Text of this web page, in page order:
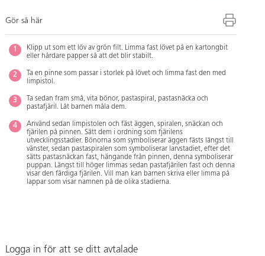
Gör så här
Klipp ut som ett löv av grön filt. Limma fast lövet på en kartongbit
eller hårdare papper så att det blir stabilt.
Ta en pinne som passar i storlek på lövet och limma fast den med
limpistol.
Ta sedan fram små, vita bönor, pastaspiral, pastasnäcka och
pastafjäril. Låt barnen måla dem.
Använd sedan limpistolen och fäst äggen, spiralen, snäckan och
fjärilen på pinnen. Sätt dem i ordning som fjärilens
utvecklingsstadier. Bönorna som symboliserar äggen fästs längst till
vänster, sedan pastaspiralen som symboliserar larvstadiet, efter det
sätts pastasnäckan fast, hängande från pinnen, denna symboliserar
puppan. Längst till höger limmas sedan pastafjärilen fast och denna
visar den färdiga fjärilen. Vill man kan barnen skriva eller limma på
lappar som visar namnen på de olika stadierna.
Logga in för att se ditt avtalade